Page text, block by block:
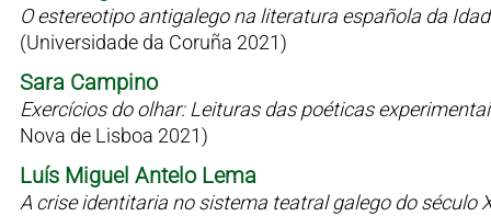
O estereotipo antigalego na literatura española da
(Universidade da Coruña 2021)
Sara Campino
Exercícios do olhar: Leituras das poéticas
Nova de Lisboa 2021)
Luís Miguel Antelo Lema
A crise identitaria no sistema teatral galego do século